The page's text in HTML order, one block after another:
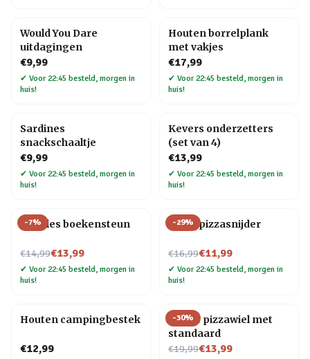
Would You Dare
uitdagingen
€9,99
✔ Voor 22:45 besteld, morgen in
huis!
Houten borrelplank
met vakjes
€17,99
✔ Voor 22:45 besteld, morgen in
huis!
Sardines
snackschaaltje
€9,99
✔ Voor 22:45 besteld, morgen in
huis!
Kevers onderzetters
(set van 4)
€13,99
✔ Voor 22:45 besteld, morgen in
huis!
-7%
Noodles boekensteun
€14,99
Nu voor€13,99
✔ Voor 22:45 besteld, morgen in
huis!
-29%
Elpee pizzasnijder
€16,99
Nu voor€11,99
✔ Voor 22:45 besteld, morgen in
huis!
Houten campingbestek
€12,99
-30%
Gitaar pizzawiel met
standaard
€19,99
Nu voor€13,99